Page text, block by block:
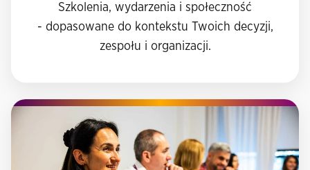
Szkolenia, wydarzenia i społeczność
- dopasowane do kontekstu Twoich decyzji,
zespołu i organizacji.